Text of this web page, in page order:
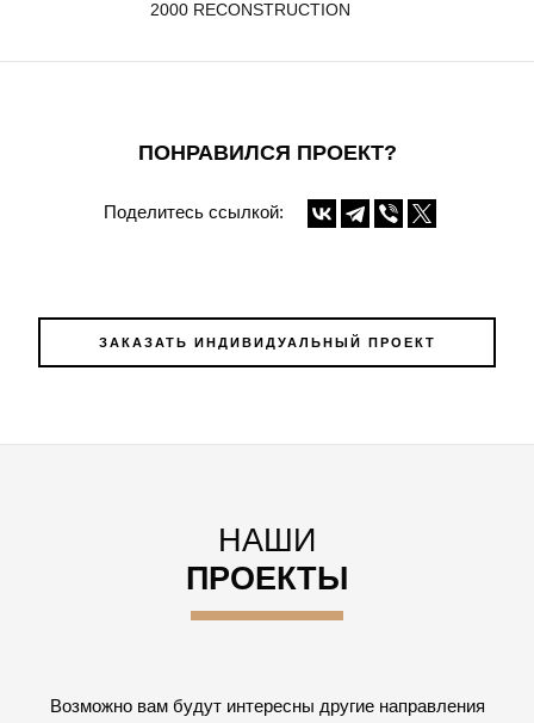
2000 RECONSTRUCTION
ПОНРАВИЛСЯ ПРОЕКТ?
Поделитесь ссылкой:
ЗАКАЗАТЬ ИНДИВИДУАЛЬНЫЙ ПРОЕКТ
НАШИ
ПРОЕКТЫ
Возможно вам будут интересны другие направления